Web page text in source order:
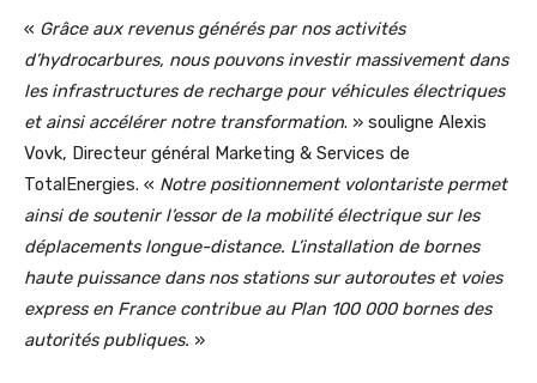
« Grâce aux revenus générés par nos activités
d’hydrocarbures, nous pouvons investir massivement dans
les infrastructures de recharge pour véhicules électriques
et ainsi accélérer notre transformation. » souligne Alexis
Vovk, Directeur général Marketing & Services de
TotalEnergies. « Notre positionnement volontariste permet
ainsi de soutenir l’essor de la mobilité électrique sur les
déplacements longue-distance. L’installation de bornes
haute puissance dans nos stations sur autoroutes et voies
express en France contribue au Plan 100 000 bornes des
autorités publiques. »